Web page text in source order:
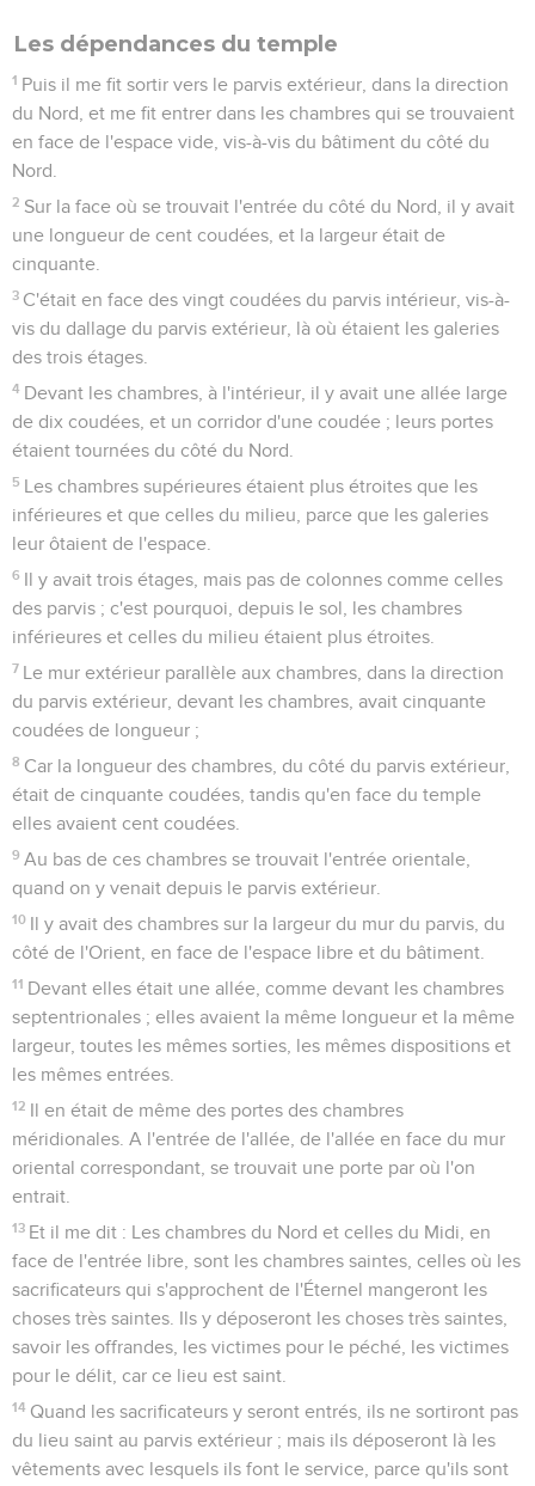
Les dépendances du temple
1 Puis il me fit sortir vers le parvis extérieur, dans la direction
du Nord, et me fit entrer dans les chambres qui se trouvaient
en face de l'espace vide, vis-à-vis du bâtiment du côté du
Nord.
2 Sur la face où se trouvait l'entrée du côté du Nord, il y avait
une longueur de cent coudées, et la largeur était de
cinquante.
3 C'était en face des vingt coudées du parvis intérieur, vis-à-
vis du dallage du parvis extérieur, là où étaient les galeries
des trois étages.
4 Devant les chambres, à l'intérieur, il y avait une allée large
de dix coudées, et un corridor d'une coudée ; leurs portes
étaient tournées du côté du Nord.
5 Les chambres supérieures étaient plus étroites que les
inférieures et que celles du milieu, parce que les galeries
leur ôtaient de l'espace.
6 Il y avait trois étages, mais pas de colonnes comme celles
des parvis ; c'est pourquoi, depuis le sol, les chambres
inférieures et celles du milieu étaient plus étroites.
7 Le mur extérieur parallèle aux chambres, dans la direction
du parvis extérieur, devant les chambres, avait cinquante
coudées de longueur ;
8 Car la longueur des chambres, du côté du parvis extérieur,
était de cinquante coudées, tandis qu'en face du temple
elles avaient cent coudées.
9 Au bas de ces chambres se trouvait l'entrée orientale,
quand on y venait depuis le parvis extérieur.
10 Il y avait des chambres sur la largeur du mur du parvis, du
côté de l'Orient, en face de l'espace libre et du bâtiment.
11 Devant elles était une allée, comme devant les chambres
septentrionales ; elles avaient la même longueur et la même
largeur, toutes les mêmes sorties, les mêmes dispositions et
les mêmes entrées.
12 Il en était de même des portes des chambres
méridionales. A l'entrée de l'allée, de l'allée en face du mur
oriental correspondant, se trouvait une porte par où l'on
entrait.
13 Et il me dit : Les chambres du Nord et celles du Midi, en
face de l'entrée libre, sont les chambres saintes, celles où les
sacrificateurs qui s'approchent de l'Éternel mangeront les
choses très saintes. Ils y déposeront les choses très saintes,
savoir les offrandes, les victimes pour le péché, les victimes
pour le délit, car ce lieu est saint.
14 Quand les sacrificateurs y seront entrés, ils ne sortiront pas
du lieu saint au parvis extérieur ; mais ils déposeront là les
vêtements avec lesquels ils font le service, parce qu'ils sont